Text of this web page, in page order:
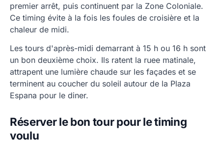
premier arrêt, puis continuent par la Zone Coloniale.
Ce timing évite à la fois les foules de croisière et la
chaleur de midi.
Les tours d'après-midi demarrant à 15 h ou 16 h sont
un bon deuxième choix. Ils ratent la ruee matinale,
attrapent une lumière chaude sur les façades et se
terminent au coucher du soleil autour de la Plaza
Espana pour le diner.
Réserver le bon tour pour le timing
voulu